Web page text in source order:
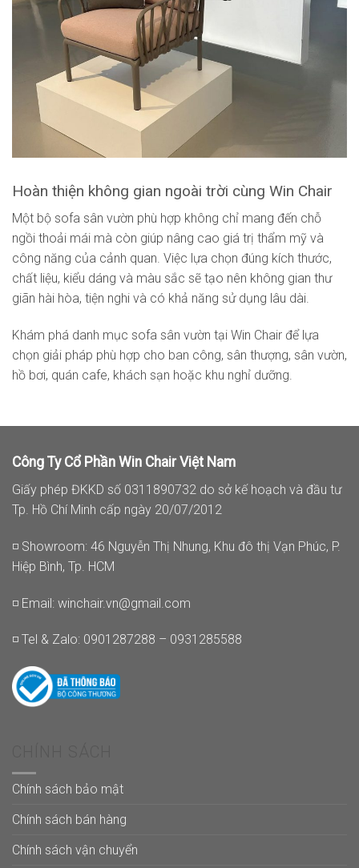
Hoàn thiện không gian ngoài trời cùng Win Chair
Một bộ sofa sân vườn phù hợp không chỉ mang đến chỗ
ngồi thoải mái mà còn giúp nâng cao giá trị thẩm mỹ và
công năng của cảnh quan. Việc lựa chọn đúng kích thước,
chất liệu, kiểu dáng và màu sắc sẽ tạo nên không gian thư
giãn hài hòa, tiện nghi và có khả năng sử dụng lâu dài.
Khám phá danh mục sofa sân vườn tại Win Chair để lựa
chọn giải pháp phù hợp cho ban công, sân thượng, sân vườn,
hồ bơi, quán cafe, khách sạn hoặc khu nghỉ dưỡng.
Công Ty Cổ Phần Win Chair Việt Nam
Giấy phép ĐKKD số 0311890732 do sở kế hoạch và đầu tư
Tp. Hồ Chí Minh cấp ngày 20/07/2012
◽ Showroom: 46 Nguyễn Thị Nhung, Khu đô thị Vạn Phúc, P.
Hiệp Bình, Tp. HCM
◽ Email: winchair.vn@gmail.com
◽ Tel & Zalo: 0901287288 – 0931285588
Chính sách bảo mật
Chính sách bán hàng
Chính sách vận chuyển